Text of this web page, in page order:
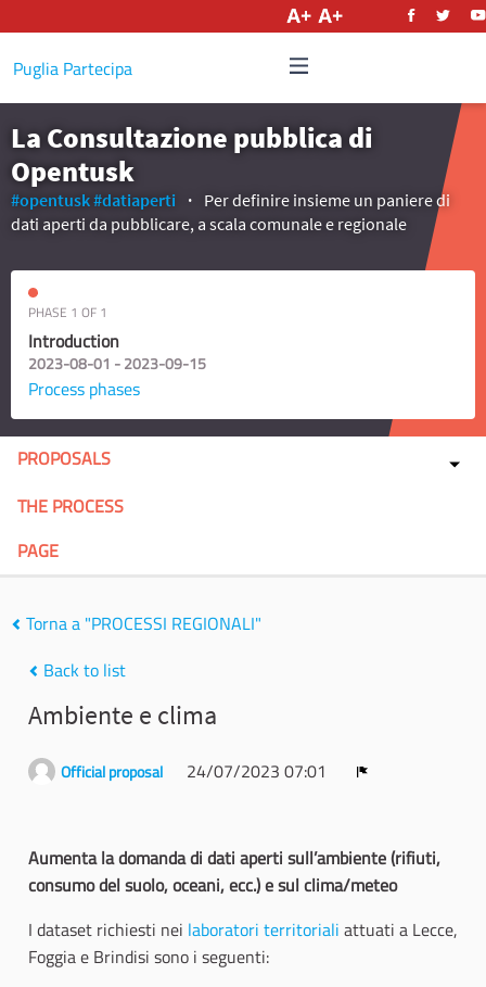
Puglia Partecipa
La Consultazione pubblica di
Opentusk
#opentusk#datiaperti
Per definire insieme un paniere di
dati aperti da pubblicare, a scala comunale e regionale
PHASE 1 OF 1
Introduction
2023-08-01 - 2023-09-15
Process phases
PROPOSALS
THE PROCESS
PAGE
Torna a "PROCESSI REGIONALI"
Back to list
Ambiente e clima
Official proposal 24/07/2023 07:01
Aumenta la domanda di dati aperti sull’ambiente (rifiuti,
consumo del suolo, oceani, ecc.) e sul clima/meteo
I dataset richiesti nei laboratori territoriali attuati a Lecce,
Foggia e Brindisi sono i seguenti: